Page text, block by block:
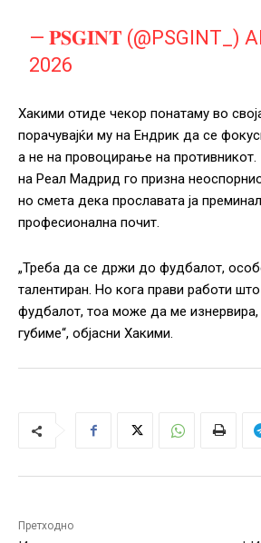
— 𝐏𝐒𝐆𝐈𝐍𝐓 (@PSGINT_)
2026
Хакими отиде чекор понатаму во
порачувајќи му на Ендрик да се
а не на провоцирање на
на Реал Мадрид го призна
но смета дека прославата ја
професионална почит.
„Треба да се држи до фудбалот,
талентиран. Но кога прави работи
фудбалот, тоа може да ме
губиме“, објасни Хакими.
Претходно